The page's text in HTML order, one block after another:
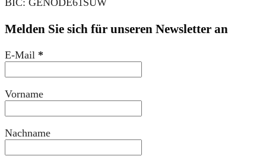
BIC: GENODE61SUW
Melden Sie sich für unseren Newsletter an
E-Mail *
Vorname
Nachname